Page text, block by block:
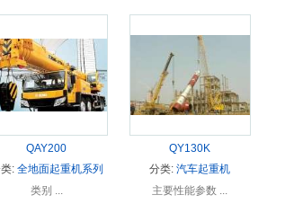
QAY200
: 全地面起重机系列
类别 ...
QY130K
分类: 汽车起重机
主要性能参数 ...